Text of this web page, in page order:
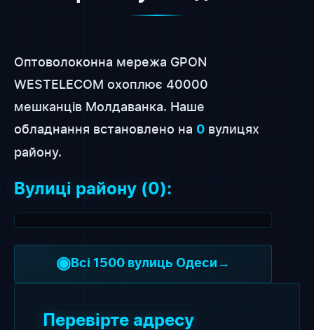
Оптоволоконна мережа GPON
WESTELECOM охоплює 40000
мешканців Молдаванка. Наше
обладнання встановлено на 0 вулицях
району.
Вулиці району (0):
◉ Всі 1500 вулиць Одеси →
Перевірте адресу